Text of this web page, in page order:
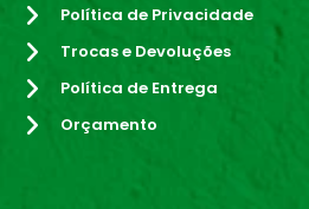
Política de Privacidade
Trocas e Devoluções
Política de Entrega
Orçamento